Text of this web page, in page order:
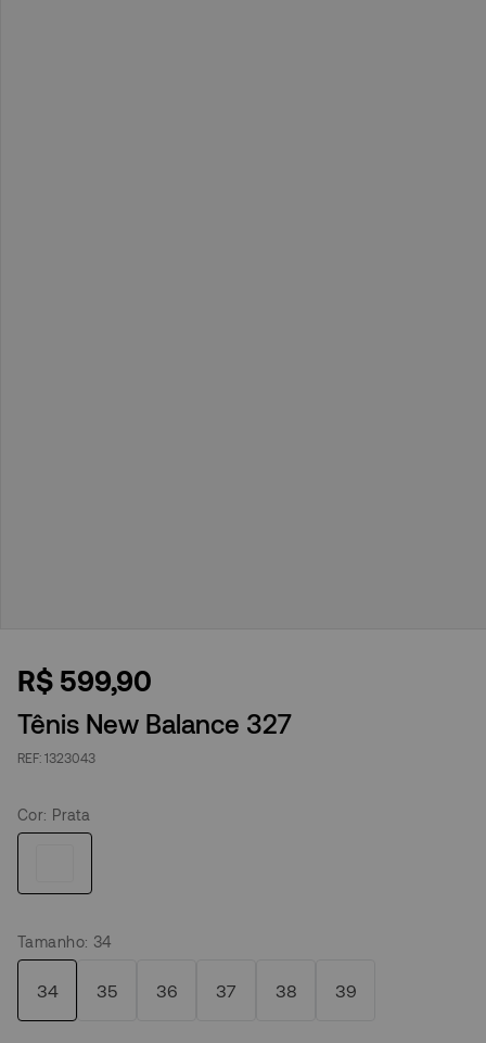
R$ 599,90
Tênis New Balance 327
1323043
Cor: Prata
Tamanho: 34
34 35 36 37 38 39